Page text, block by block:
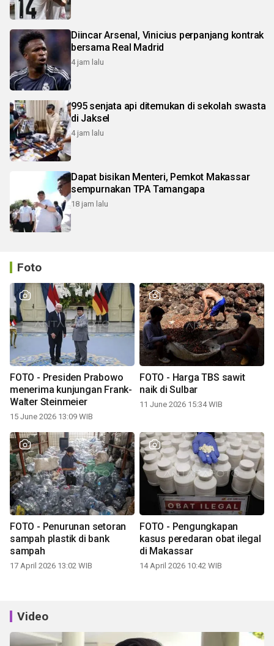
Diincar Arsenal, Vinicius perpanjang kontrak
bersama Real Madrid
4 jam lalu
995 senjata api ditemukan di sekolah swasta
di Jaksel
4 jam lalu
Dapat bisikan Menteri, Pemkot Makassar
sempurnakan TPA Tamangapa
18 jam lalu
Foto
FOTO - Presiden Prabowo
menerima kunjungan Frank-
Walter Steinmeier
15 June 2026 13:09 WIB
FOTO - Harga TBS sawit
naik di Sulbar
11 June 2026 15:34 WIB
FOTO - Penurunan setoran
sampah plastik di bank
sampah
17 April 2026 13:02 WIB
FOTO - Pengungkapan
kasus peredaran obat ilegal
di Makassar
14 April 2026 10:42 WIB
Video